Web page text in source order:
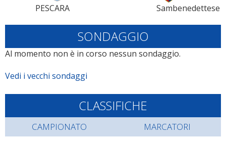
PESCARA Sambenedettese
SONDAGGIO
Al momento non è in corso nessun sondaggio.
Vedi i vecchi sondaggi
CLASSIFICHE
CAMPIONATO MARCATORI